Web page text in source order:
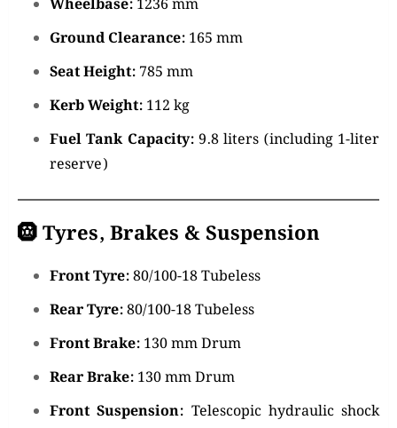
Wheelbase: 1236 mm
Ground Clearance: 165 mm
Seat Height: 785 mm
Kerb Weight: 112 kg
Fuel Tank Capacity: 9.8 liters (including 1-liter
reserve)
🛞 Tyres, Brakes & Suspension
Front Tyre:80/100-18 Tubeless
Rear Tyre:80/100-18 Tubeless
Front Brake: 130 mm Drum
Rear Brake: 130 mm Drum
Front Suspension: Telescopic hydraulic shock